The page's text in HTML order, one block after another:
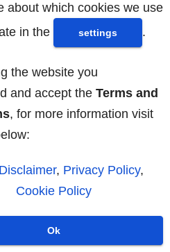
about which cookies we use
in the
settings .
the website you
and accept the Terms and
, for more information visit
, Privacy Policy,
Cookie Policy
Ok